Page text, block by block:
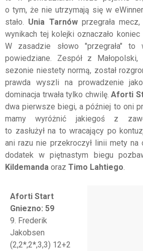
o tym, że nie utrzymają się w
stało. Unia Tarnówprzegrała
wynikach tej kolejki oznaczało koniec
W zasadzie słowo "przegrała" to
powiedziane. Zespół z
sezonie niestety normą, został
prawda wyszli na prowadzenie
dominacja trwała tylko chwilę.Aforti
dwa pierwsze biegi, a później to oni
mamy wyróżnić jakiegoś z
to zasłużył na to wracający po
ani razu nie przekroczył linii mety na
dodatek w piętnastym biegu
Kildemanda oraz Timo Lahtiego
Aforti Start
Gniezno: 59
9. Frederik
Jakobsen
(2,2*,2*,3,3) 12+2